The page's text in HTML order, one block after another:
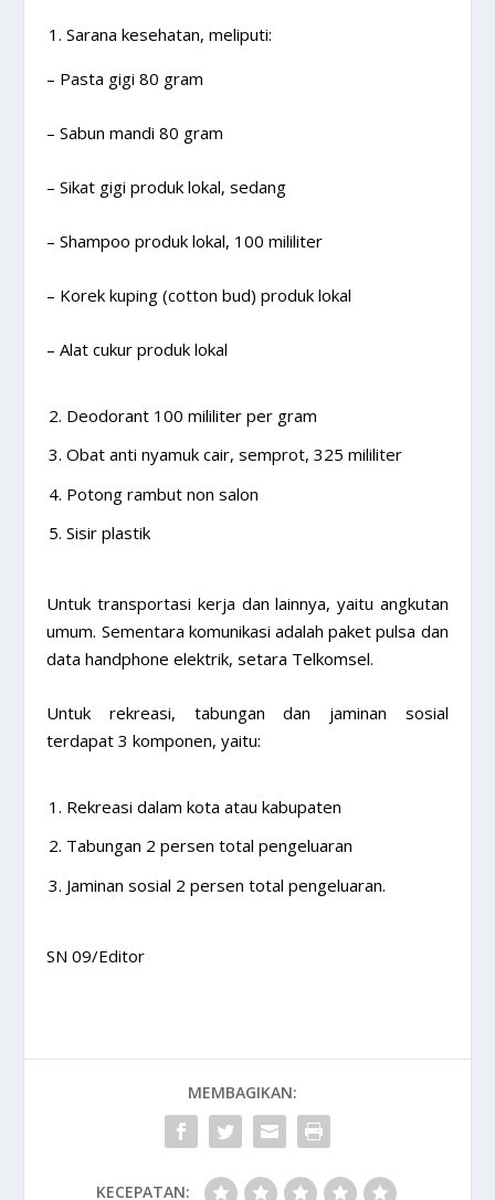
Sarana kesehatan, meliputi:
– Pasta gigi 80 gram
– Sabun mandi 80 gram
– Sikat gigi produk lokal, sedang
– Shampoo produk lokal, 100 mililiter
– Korek kuping (cotton bud) produk lokal
– Alat cukur produk lokal
Deodorant 100 mililiter per gram
Obat anti nyamuk cair, semprot, 325 mililiter
Potong rambut non salon
Sisir plastik
Untuk transportasi kerja dan lainnya, yaitu angkutan
umum. Sementara komunikasi adalah paket pulsa dan
data handphone elektrik, setara Telkomsel.
Untuk rekreasi, tabungan dan jaminan sosial
terdapat 3 komponen, yaitu:
Rekreasi dalam kota atau kabupaten
Tabungan 2 persen total pengeluaran
Jaminan sosial 2 persen total pengeluaran.
SN 09/Editor
MEMBAGIKAN:
KECEPATAN: